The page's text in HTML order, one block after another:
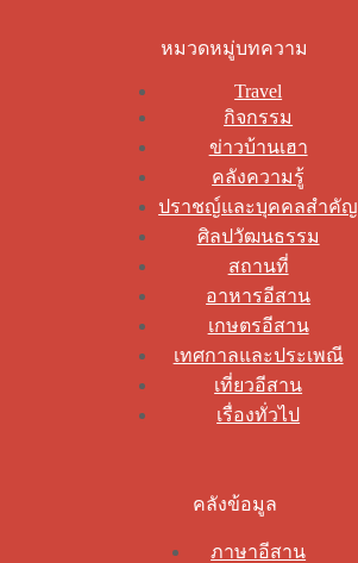
หมวดหมู่บทความ
Travel
กิจกรรม
ข่าวบ้านเฮา
คลังความรู้
ปราชญ์และบุคคลสำคัญ
ศิลปวัฒนธรรม
สถานที่
อาหารอีสาน
เกษตรอีสาน
เทศกาลและประเพณี
เที่ยวอีสาน
เรื่องทั่วไป
คลังข้อมูล
ภาษาอีสาน